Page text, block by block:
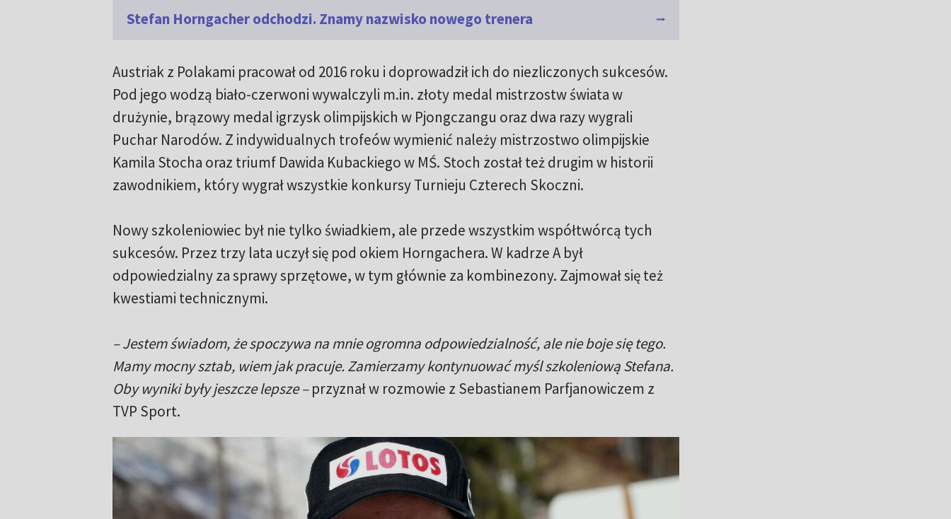
Stefan Horngacher odchodzi. Znamy nazwisko nowego trenera
Austriak z Polakami pracował od 2016 roku i doprowadził ich do niezliczonych sukcesów.
Pod jego wodzą biało-czerwoni wywalczyli m.in. złoty medal mistrzostw świata w
drużynie, brązowy medal igrzysk olimpijskich w Pjongczangu oraz dwa razy wygrali
Puchar Narodów. Z indywidualnych trofeów wymienić należy mistrzostwo olimpijskie
Kamila Stocha oraz triumf Dawida Kubackiego w MŚ. Stoch został też drugim w historii
zawodnikiem, który wygrał wszystkie konkursy Turnieju Czterech Skoczni.
Nowy szkoleniowiec był nie tylko świadkiem, ale przede wszystkim współtwórcą tych
sukcesów. Przez trzy lata uczył się pod okiem Horngachera. W kadrze A był
odpowiedzialny za sprawy sprzętowe, w tym głównie za kombinezony. Zajmował się też
kwestiami technicznymi.
– Jestem świadom, że spoczywa na mnie ogromna odpowiedzialność, ale nie boje się tego.
Mamy mocny sztab, wiem jak pracuje. Zamierzamy kontynuować myśl szkoleniową Stefana.
Oby wyniki były jeszcze lepsze –przyznał w rozmowie z Sebastianem Parfjanowiczem z
TVP Sport.